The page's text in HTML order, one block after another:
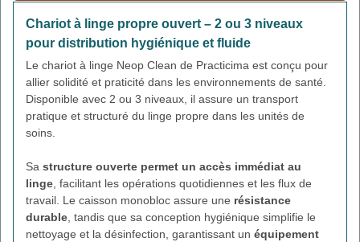
Chariot à linge propre ouvert – 2 ou 3 niveaux
pour distribution hygiénique et fluide
Le chariot à linge Neop Clean de Practicima est conçu pour
allier solidité et praticité dans les environnements de santé.
Disponible avec 2 ou 3 niveaux, il assure un transport
pratique et structuré du linge propre dans les unités de
soins.
Sa structure ouverte permet un accès immédiat au
linge , facilitant les opérations quotidiennes et les flux de
travail. Le caisson monobloc assure une résistance
durable , tandis que sa conception hygiénique simplifie le
nettoyage et la désinfection, garantissant un équipement